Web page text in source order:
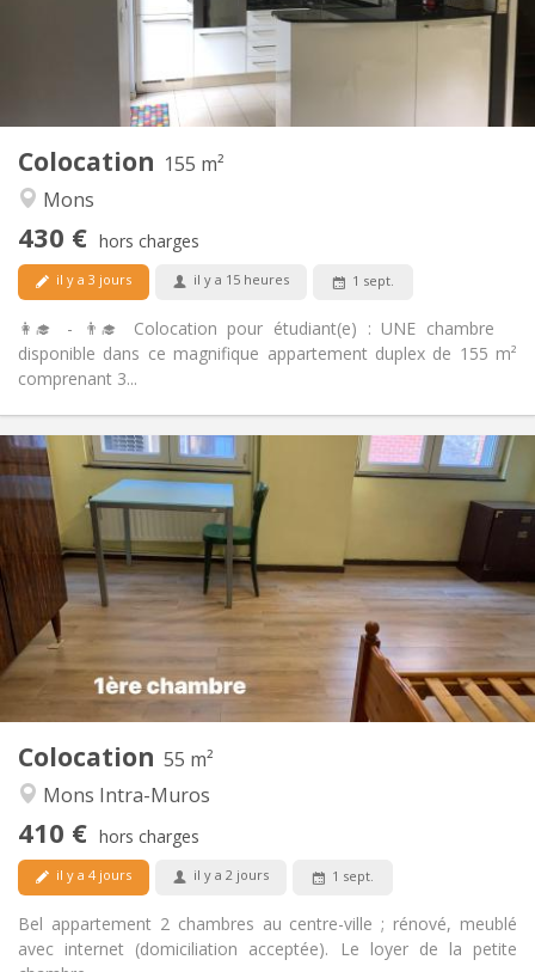
Colocation 155 m²
Mons
430 € hors charges
il y a 3 jours il y a 15 heures 1 sept.
👩‍🎓 - 👨‍🎓 Colocation pour étudiant(e) : UNE chambre
disponible dans ce magnifique appartement duplex de 155 m²
comprenant 3...
Aménagement
Salle de bain:
Cuisine:
Superficie:
Pièces privées:
Colocation 55 m²
Mons Intra-Muros
410 € hors charges
il y a 4 jours il y a 2 jours 1 sept.
Bel appartement 2 chambres au centre-ville ; rénové, meublé
avec internet (domiciliation acceptée). Le loyer de la petite
Infos Pratiques
Loyer:
410 €
Charges:
12 mois, 5-6 mois
Domiciliation:
Acceptée
Aménagement
Salle de bain:
Privée
Cuisine:
Privée (pièce distincte)
Superficie:
55 m
Pièces privées: